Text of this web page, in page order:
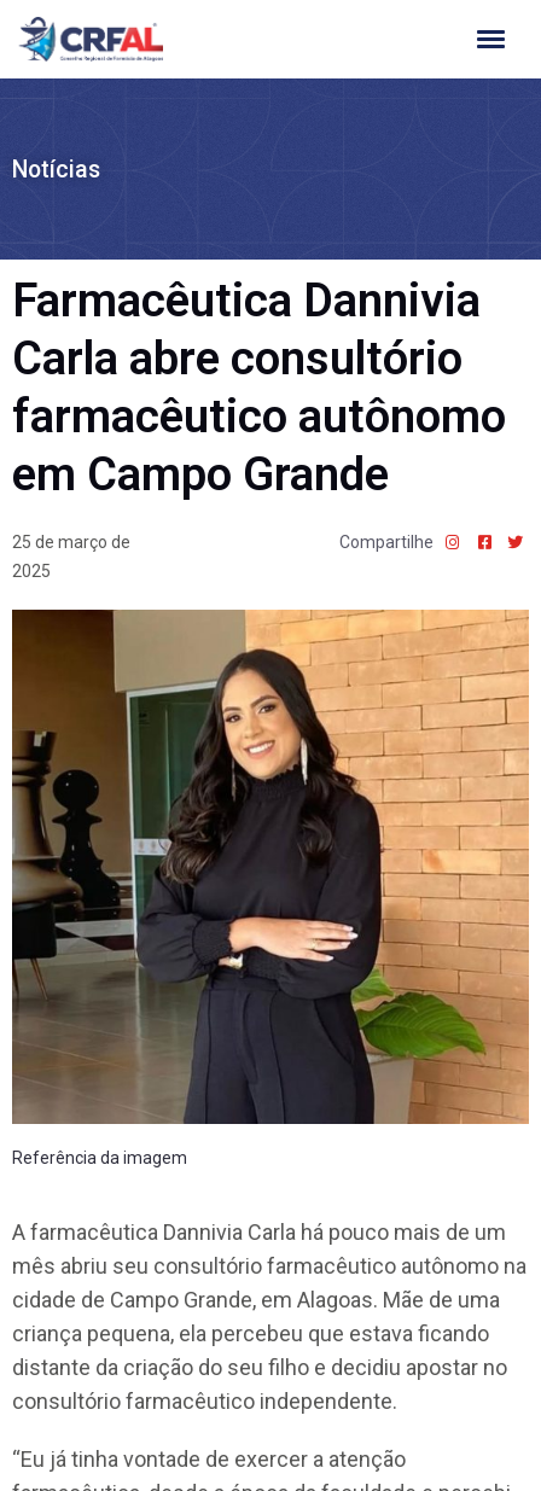
Ir
para
Notícias
Farmacêutica Dannivia
Carla abre consultório
farmacêutico autônomo
em Campo Grande
25 de março de
2025
Compartilhe
Referência da imagem
A farmacêutica Dannivia Carla há pouco mais de um
mês abriu seu consultório farmacêutico autônomo na
cidade de Campo Grande, em Alagoas. Mãe de uma
criança pequena, ela percebeu que estava ficando
distante da criação do seu filho e decidiu apostar no
consultório farmacêutico independente.
“Eu já tinha vontade de exercer a atenção